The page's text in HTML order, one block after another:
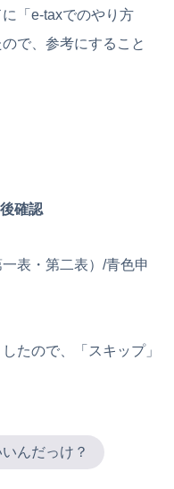
「e-taxでのやり方
で、参考にすること
確認
表・第二表）/青色申
たので、「スキップ」
んだっけ？